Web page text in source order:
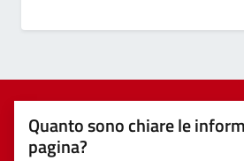
Quanto sono chiare le
pagina?